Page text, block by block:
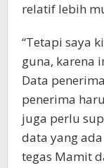
relatif lebih
“Tetapi saya
guna, karena
Data
penerima
juga perlu
data yang
tegas Mamit